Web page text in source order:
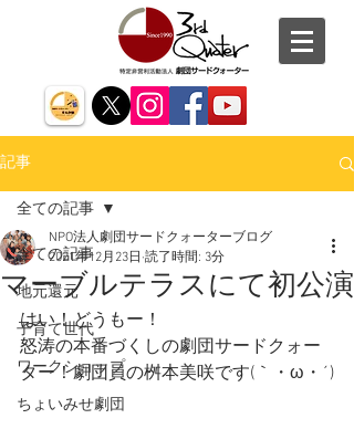
記事
全ての記事
地元還元
子育て世代
ワークショップ
ちょいみせ劇団
全ての記事
マーブルテラスにて初公演
NPO法人劇団サードクォーターブログ
2021年12月23日 読了時間: 3分
はい！どうもー！
怒涛の本番づくしの劇団サードクォー
ター！劇団員の桝本美咲です(｀・ω・´)